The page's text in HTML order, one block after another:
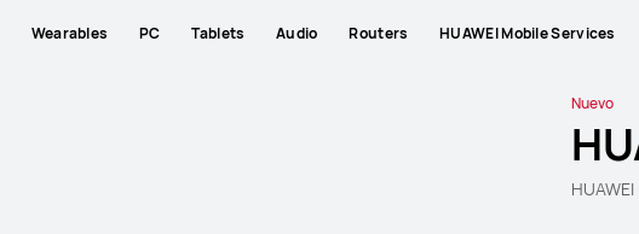
Wearables PC Tablets Audio Routers HUAWEI Mobile Services
Nuevo